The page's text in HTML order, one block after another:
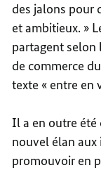
des jalons pour
et ambitieux. »
partagent selon
de commerce
texte « entre en
Il a en outre été
nouvel élan
promouvoir en